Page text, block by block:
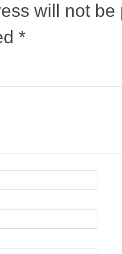
will not be
*